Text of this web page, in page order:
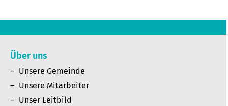
Über uns
Unsere Gemeinde
Unsere Mitarbeiter
Unser Leitbild